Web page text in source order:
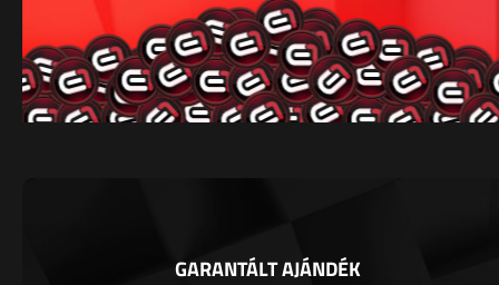
GARANTÁLT AJÁNDÉK